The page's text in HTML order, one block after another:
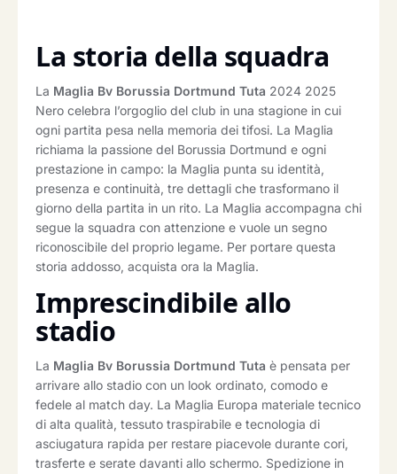
La storia della squadra
La Maglia Bv Borussia Dortmund Tuta 2024 2025
Nero celebra l’orgoglio del club in una stagione in cui
ogni partita pesa nella memoria dei tifosi. La Maglia
richiama la passione del Borussia Dortmund e ogni
prestazione in campo: la Maglia punta su identità,
presenza e continuità, tre dettagli che trasformano il
giorno della partita in un rito. La Maglia accompagna chi
segue la squadra con attenzione e vuole un segno
riconoscibile del proprio legame. Per portare questa
storia addosso, acquista ora la Maglia.
Imprescindibile allo
stadio
La Maglia Bv Borussia Dortmund Tuta è pensata per
arrivare allo stadio con un look ordinato, comodo e
fedele al match day. La Maglia Europa materiale tecnico
di alta qualità, tessuto traspirabile e tecnologia di
asciugatura rapida per restare piacevole durante cori,
trasferte e serate davanti allo schermo. Spedizione in